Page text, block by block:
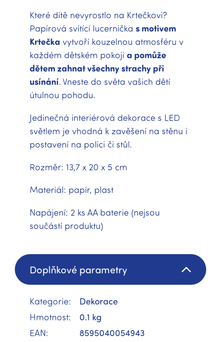
Které dítě nevyrostlo na Krtečkovi?
Papírová svítící lucernička s motivem
Krtečka vytvoří kouzelnou atmosféru v
každém dětském pokoji a pomůže
dětem zahnat všechny strachy při
usínání. Vneste do světa vašich dětí
útulnou pohodu.
Jedinečná interiérová dekorace s LED
světlem je vhodná k zavěšení na stěnu i
postavení na polici či stůl.
Rozměr: 13,7 x 20 x 5 cm
Materiál: papír, plast
Napájení: 2 ks AA baterie (nejsou
součástí produktu)
Doplňkové parametry
Kategorie:
Dekorace
Hmotnost:
0.1 kg
EAN:
8595040054943